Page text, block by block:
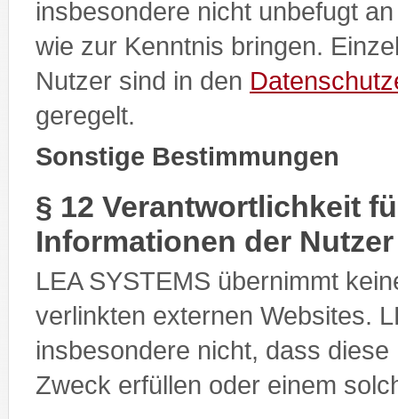
insbesondere nicht unbefugt
wie zur Kenntnis bringen.
Nutzer sind in den
geregelt.
Sonstige Bestimmungen
§ 12 Verantwortlichkeit
Informationen der Nutzer
LEA SYSTEMS übernimmt
verlinkten externen Websites.
insbesondere nicht, dass
Zweck erfüllen oder einem